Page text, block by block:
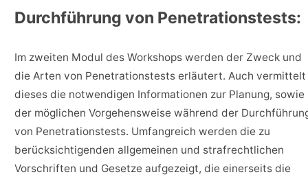
Durchführung von Penetrationstests:
Im zweiten Modul des Workshops werden der Zweck und
die Arten von Penetrationstests erläutert. Auch vermittelt
dieses die notwendigen Informationen zur Planung, sowie
der möglichen Vorgehensweise während der
von Penetrationstests. Umfangreich werden die zu
berücksichtigenden allgemeinen und strafrechtlichen
Vorschriften und Gesetze aufgezeigt, die einerseits die